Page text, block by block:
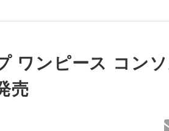
ワンピース コン
売